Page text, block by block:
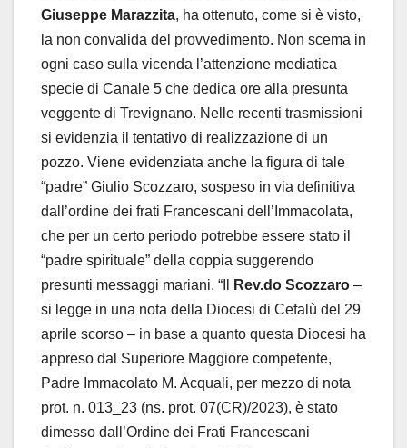
Giuseppe Marazzita, ha ottenuto, come si è visto,
la non convalida del provvedimento. Non scema in
ogni caso sulla vicenda l’attenzione mediatica
specie di Canale 5 che dedica ore alla presunta
veggente di Trevignano. Nelle recenti trasmissioni
si evidenzia il tentativo di realizzazione di un
pozzo. Viene evidenziata anche la figura di tale
“padre” Giulio Scozzaro, sospeso in via definitiva
dall’ordine dei frati Francescani dell’Immacolata,
che per un certo periodo potrebbe essere stato il
“padre spirituale” della coppia suggerendo
presunti messaggi mariani. “Il
Rev.do Scozzaro –
si legge in una nota della Diocesi di Cefalù del 29
aprile scorso – in base a quanto questa Diocesi ha
appreso dal Superiore Maggiore competente,
Padre Immacolato M. Acquali, per mezzo di nota
prot. n. 013_23 (ns. prot. 07(CR)/2023), è stato
dimesso dall’Ordine dei Frati Francescani